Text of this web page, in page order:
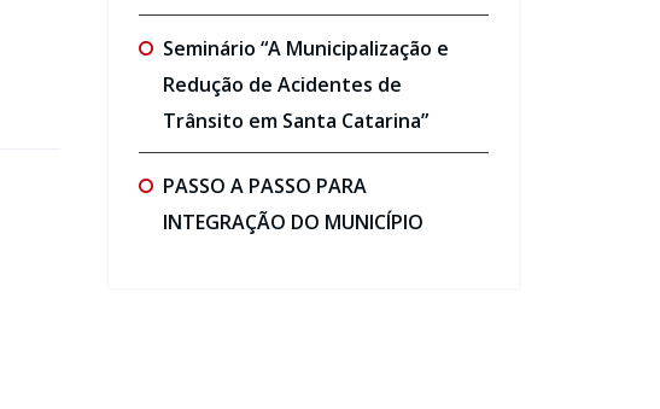
Seminário “A Municipalização e
Redução de Acidentes de
Trânsito em Santa Catarina”
PASSO A PASSO PARA
INTEGRAÇÃO DO MUNICÍPIO